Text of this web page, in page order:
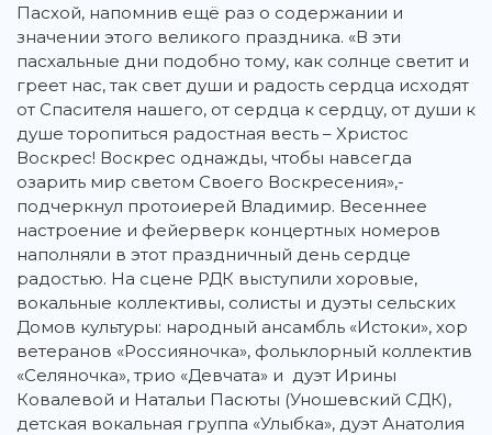
Пасхой, напомнив ещё раз о содержании и
значении этого великого праздника. «В эти
пасхальные дни подобно тому, как солнце светит и
греет нас, так свет души и радость сердца исходят
от Спасителя нашего, от сердца к сердцу, от души к
душе торопиться радостная весть – Христос
Воскрес! Воскрес однажды, чтобы навсегда
озарить мир светом Своего Воскресения»,-
подчеркнул протоиерей Владимир. Весеннее
настроение и фейерверк концертных номеров
наполняли в этот праздничный день сердце
радостью. На сцене РДК выступили хоровые,
вокальные коллективы, солисты и дуэты сельских
Домов культуры: народный ансамбль «Истоки», хор
ветеранов «Россияночка», фольклорный коллектив
«Селяночка», трио «Девчата» и дуэт Ирины
Ковалевой и Натальи Пасюты (Уношевский СДК),
детская вокальная группа «Улыбка», дуэт Анатолия